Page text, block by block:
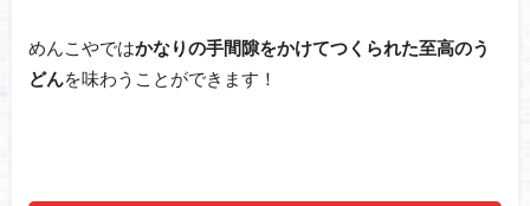
めんこやではかなりの手間隙をかけてつくられた至高のう
どんを味わうことができます！